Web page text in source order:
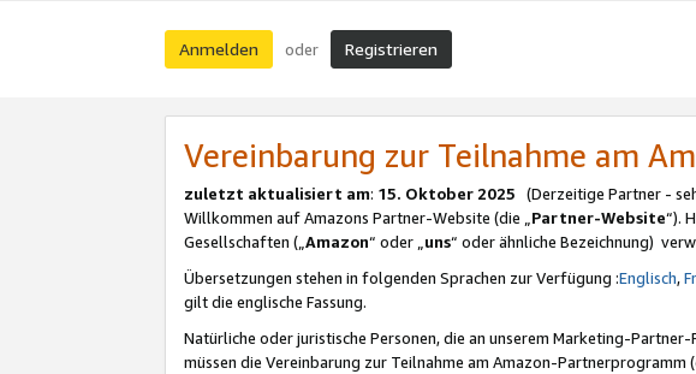
Anmelden oder Registrieren
Vereinbarung zur Teilnahme am
zuletzt aktualisiert am: 15. Oktober 2025 (Derzeitige Partner -
Willkommen auf Amazons Partner-Website (die „Partner-Website“).
Gesellschaften („Amazon“ oder „uns“ oder ähnliche Bezeichnung)
Übersetzungen stehen in folgenden Sprachen zur Verfügung :Englisch,
gilt die englische Fassung.
Natürliche oder juristische Personen, die an unserem Marketing-Partner-
müssen die Vereinbarung zur Teilnahme am Amazon-Partnerprogramm